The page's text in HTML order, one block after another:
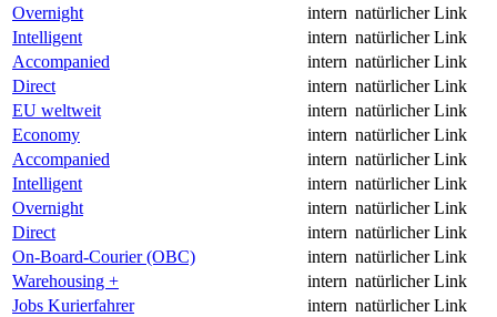
Overnight
intern natürlicher Link
Intelligent
intern natürlicher Link
Accompanied
intern natürlicher Link
Direct
intern natürlicher Link
EU weltweit
intern natürlicher Link
Economy
intern natürlicher Link
Accompanied
intern natürlicher Link
Intelligent
intern natürlicher Link
Overnight
intern natürlicher Link
Direct
intern natürlicher Link
On-Board-Courier (OBC)
intern natürlicher Link
Warehousing +
intern natürlicher Link
Jobs Kurierfahrer
intern natürlicher Link